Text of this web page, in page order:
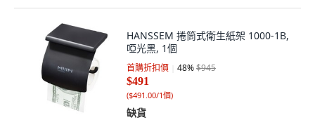
HANSSEM 捲筒式衛生紙架 1000-1B,
啞光黑, 1個
首購折扣價 48%$945
$491
($491.00/1個)
缺貨